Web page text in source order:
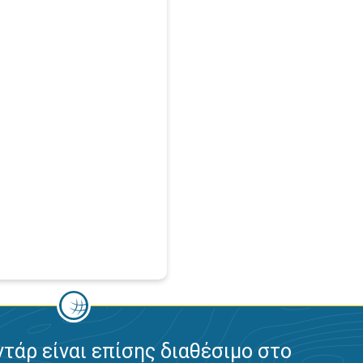
είναι επίσης διαθέσιμο στο